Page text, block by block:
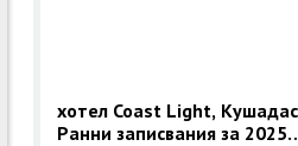
хотел Coast Light,
Ранни записвания за 2025